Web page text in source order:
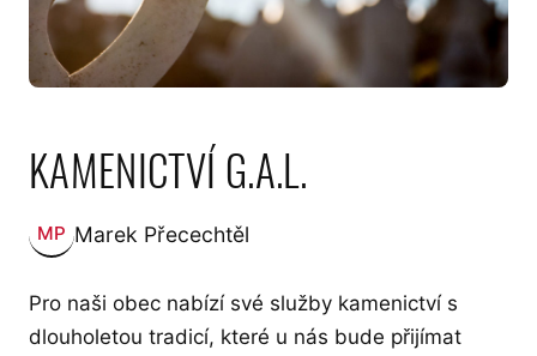
KAMENICTVÍ G.A.L.
MP Zveřejnil:
Marek Přecechtěl
Pro naši obec nabízí své služby kamenictví s
dlouholetou tradicí, které u nás bude přijímat